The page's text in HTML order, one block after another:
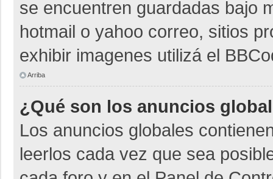
se encuentren guardadas bajo
hotmail o yahoo correo, sitios
exhibir imagenes utilizá el
Arriba
¿Qué son los anuncios
Los anuncios globales
leerlos cada vez que sea